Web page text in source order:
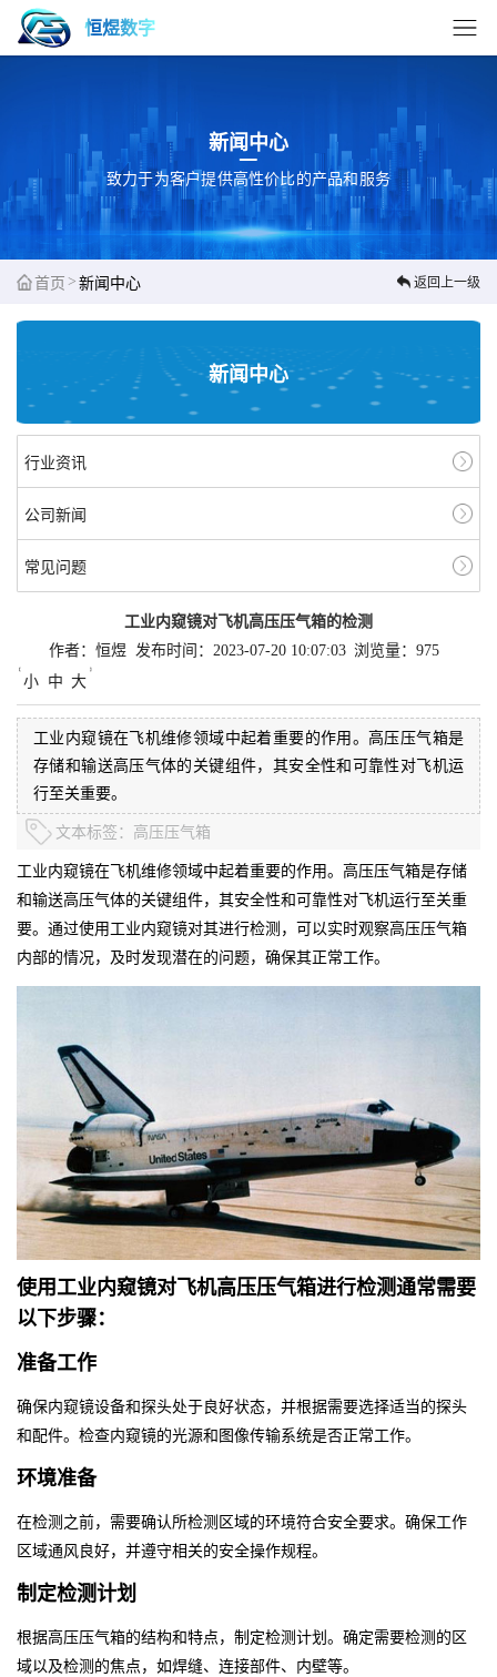
恒煜数字
新闻中心
致力于为客户提供高性价比的产品和服务
首页 > 新闻中心 返回上一级
新闻中心
行业资讯
公司新闻
常见问题
工业内窥镜对飞机高压压气箱的检测
作者：恒煜 发布时间：2023-07-20 10:07:03 浏览量：975
小 中 大
工业内窥镜在飞机维修领域中起着重要的作用。高压压气箱是
存储和输送高压气体的关键组件，其安全性和可靠性对飞机运
行至关重要。
文本标签： 高压压气箱
工业内窥镜在飞机维修领域中起着重要的作用。高压压气箱是存储
和输送高压气体的关键组件，其安全性和可靠性对飞机运行至关重
要。通过使用工业内窥镜对其进行检测，可以实时观察高压压气箱
内部的情况，及时发现潜在的问题，确保其正常工作。
使用工业内窥镜对飞机高压压气箱进行检测通常需要
以下步骤：
准备工作
确保内窥镜设备和探头处于良好状态，并根据需要选择适当的探头
和配件。检查内窥镜的光源和图像传输系统是否正常工作。
环境准备
在检测之前，需要确认所检测区域的环境符合安全要求。确保工作
区域通风良好，并遵守相关的安全操作规程。
制定检测计划
根据高压压气箱的结构和特点，制定检测计划。确定需要检测的区
域以及检测的焦点，如焊缝、连接部件、内壁等。